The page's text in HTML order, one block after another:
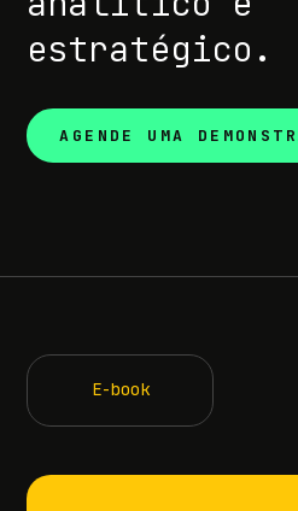
estratégico.
AGENDE UMA
E-book